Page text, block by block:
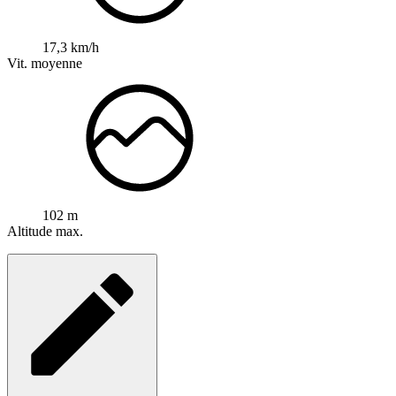
17,3 km/h
Vit. moyenne
102 m
Altitude max.